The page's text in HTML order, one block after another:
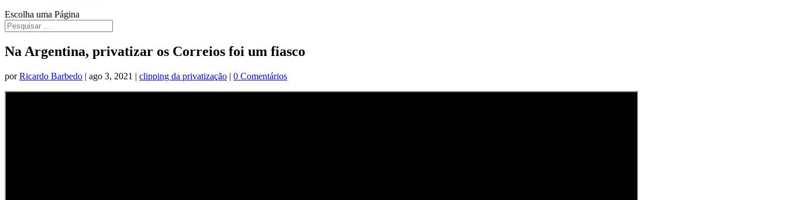
Escolha uma Página
Na Argentina, privatizar os Correios foi um fiasco
porRicardo Barbedo | ago 3, 2021 | clipping da privatização | 0 Comentários